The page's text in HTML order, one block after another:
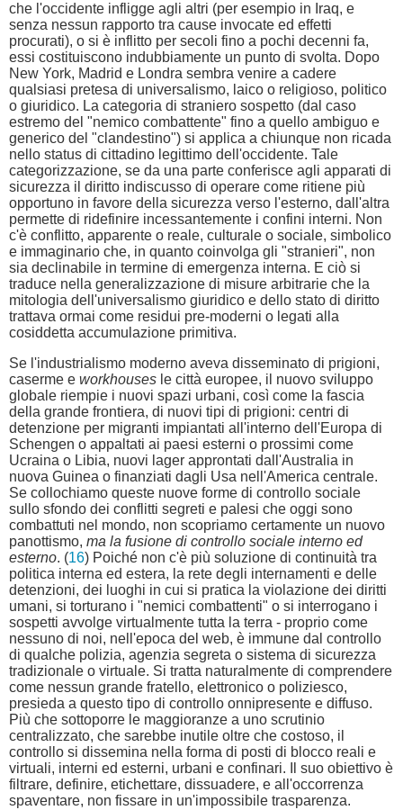
che l'occidente infligge agli altri (per esempio in Iraq, e
senza nessun rapporto tra cause invocate ed effetti
procurati), o si è inflitto per secoli fino a pochi decenni fa,
essi costituiscono indubbiamente un punto di svolta. Dopo
New York, Madrid e Londra sembra venire a cadere
qualsiasi pretesa di universalismo, laico o religioso, politico
o giuridico. La categoria di straniero sospetto (dal caso
estremo del "nemico combattente" fino a quello ambiguo e
generico del "clandestino") si applica a chiunque non ricada
nello status di cittadino legittimo dell'occidente. Tale
categorizzazione, se da una parte conferisce agli apparati di
sicurezza il diritto indiscusso di operare come ritiene più
opportuno in favore della sicurezza verso l'esterno, dall'altra
permette di ridefinire incessantemente i confini interni. Non
c'è conflitto, apparente o reale, culturale o sociale, simbolico
e immaginario che, in quanto coinvolga gli "stranieri", non
sia declinabile in termine di emergenza interna. E ciò si
traduce nella generalizzazione di misure arbitrarie che la
mitologia dell'universalismo giuridico e dello stato di diritto
trattava ormai come residui pre-moderni o legati alla
cosiddetta accumulazione primitiva.
Se l'industrialismo moderno aveva disseminato di prigioni,
caserme e workhouses le città europee, il nuovo sviluppo
globale riempie i nuovi spazi urbani, così come la fascia
della grande frontiera, di nuovi tipi di prigioni: centri di
detenzione per migranti impiantati all'interno dell'Europa di
Schengen o appaltati ai paesi esterni o prossimi come
Ucraina o Libia, nuovi lager approntati dall'Australia in
nuova Guinea o finanziati dagli Usa nell'America centrale.
Se collochiamo queste nuove forme di controllo sociale
sullo sfondo dei conflitti segreti e palesi che oggi sono
combattuti nel mondo, non scopriamo certamente un nuovo
panottismo, ma la fusione di controllo sociale interno ed
esterno. (16) Poiché non c'è più soluzione di continuità tra
politica interna ed estera, la rete degli internamenti e delle
detenzioni, dei luoghi in cui si pratica la violazione dei diritti
umani, si torturano i "nemici combattenti" o si interrogano i
sospetti avvolge virtualmente tutta la terra - proprio come
nessuno di noi, nell'epoca del web, è immune dal controllo
di qualche polizia, agenzia segreta o sistema di sicurezza
tradizionale o virtuale. Si tratta naturalmente di comprendere
come nessun grande fratello, elettronico o poliziesco,
presieda a questo tipo di controllo onnipresente e diffuso.
Più che sottoporre le maggioranze a uno scrutinio
centralizzato, che sarebbe inutile oltre che costoso, il
controllo si dissemina nella forma di posti di blocco reali e
virtuali, interni ed esterni, urbani e confinari. Il suo obiettivo è
filtrare, definire, etichettare, dissuadere, e all'occorrenza
spaventare, non fissare in un'impossibile trasparenza.